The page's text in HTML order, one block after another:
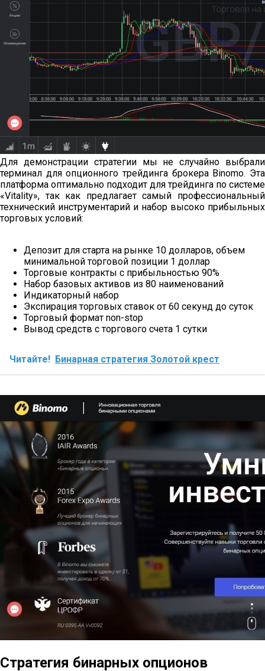
Для демонстрации стратегии мы не случайно выбрали
терминал для опционного трейдинга брокера Binomo. Эта
платформа оптимально подходит для трейдинга по системе
«Vitality», так как предлагает самый профессиональный
технический инструментарий и набор высоко прибыльных
торговых условий:
Депозит для старта на рынке 10 долларов, объем
минимальной торговой позиции 1 доллар
Торговые контракты с прибыльностью 90%
Набор базовых активов из 80 наименований
Индикаторный набор
Экспирация торговых ставок от 60 секунд до суток
Торговый формат non-stop
Вывод средств с торгового счета 1 сутки
Читайте! Бинарная стратегия Золотой крест
Стратегия бинарных опционов